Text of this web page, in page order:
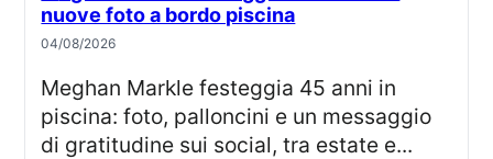
nuove foto a bordo piscina
04/08/2026
Meghan Markle festeggia 45 anni in
piscina: foto, palloncini e un messaggio
di gratitudine sui social, tra estate e...